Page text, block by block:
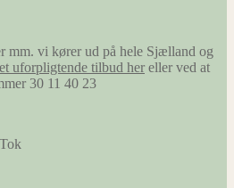
mm. vi kører ud på hele Sjælland og
uforpligtende tilbud her eller ved at
30 11 40 23